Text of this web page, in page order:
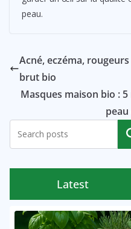
peau.
Acné, eczéma,
brut bio
Masques maison bio :
Latest